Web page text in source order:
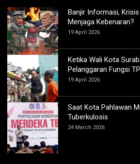
Banjir Informasi,
Menjaga Kebenaran?
19 April 2026
Ketika Wali Kota
Pelanggaran Fungsi
19 April 2026
Saat Kota Pahlawan
Tuberkulosis
24 March 2026